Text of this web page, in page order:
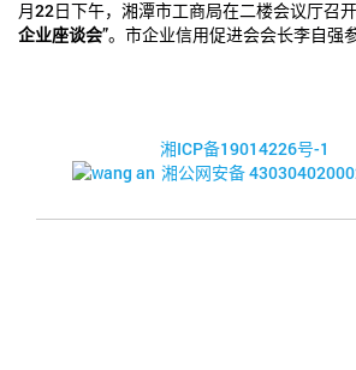
月22日下午，湘潭市工商局在二楼会议厅召
企业座谈会”。市企业信用促进会会长李自强
湘ICP备19014226号-1
湘公网安备